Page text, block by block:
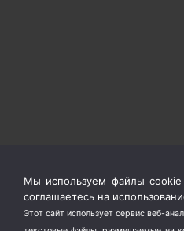
Мы используем файлы cookie
соглашаетесь на
Этот сайт использует сервис веб-